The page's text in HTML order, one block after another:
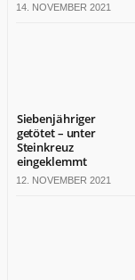
14. NOVEMBER 2021
Siebenjähriger
getötet – unter
Steinkreuz
eingeklemmt
12. NOVEMBER 2021